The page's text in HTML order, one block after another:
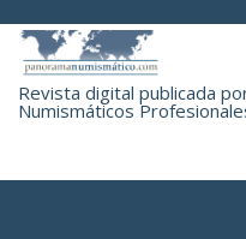
Revista digital publicada
Numismáticos